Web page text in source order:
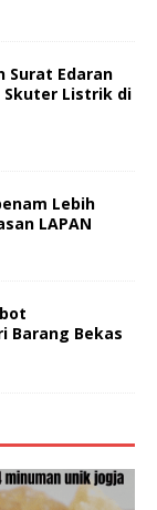
Surat Edaran
Skuter Listrik di
Lebih
LAPAN
Barang Bekas